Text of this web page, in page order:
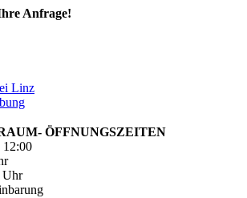
Anfrage!
Linz
ÖFFNUNGSZEITEN
Uhr